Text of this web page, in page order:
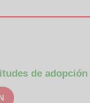
de adopción